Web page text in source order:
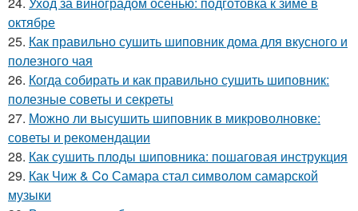
октябре
25. Как правильно сушить шиповник дома для вкусного и
полезного чая
26. Когда собирать и как правильно сушить шиповник:
полезные советы и секреты
27. Можно ли высушить шиповник в микроволновке:
советы и рекомендации
28. Как сушить плоды шиповника: пошаговая инструкция
29. Как Чиж & Co Самара стал символом самарской
музыки